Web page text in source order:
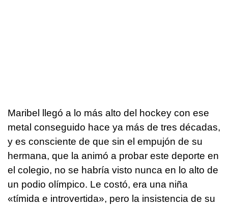
Maribel llegó a lo más alto del hockey con ese
metal conseguido hace ya más de tres décadas,
y es consciente de que sin el empujón de su
hermana, que la animó a probar este deporte en
el colegio, no se habría visto nunca en lo alto de
un podio olímpico. Le costó, era una niña
«tímida e introvertida», pero la insistencia de su